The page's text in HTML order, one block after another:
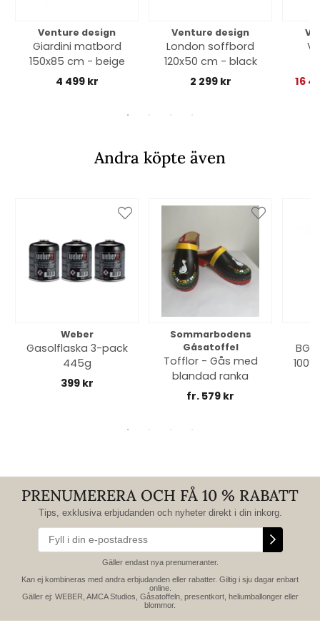
Venture design
Giardini matbord
150x85 cm - beige
4 499 kr
Venture design
London soffbord
120x50 cm - black
2 299 kr
16
Andra köpte även
Weber
Gasolflaska 3-pack
445g
399 kr
Sommarbodens
Gåsatoffel
Tofflor - Gås med
blandad ranka
fr. 579 kr
PRENUMERERA OCH FÅ 10 % RABATT
Tips, exklusiva erbjudanden och nyheter direkt i din inkorg.
Gäller endast nya prenumeranter.
Kan ej kombineras med andra erbjudanden eller rabatter. Giltig i sju dagar enbart
online.
Gäller ej: WEBER, AMCA Studios, Gåsatoffeln, presentkort, heliumballonger eller
blommor.